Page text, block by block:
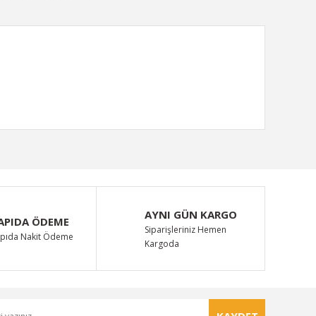
ÖDEME
Nakit Ödeme
AYNI GÜN KARGO
Siparişleriniz Hemen
Kargoda